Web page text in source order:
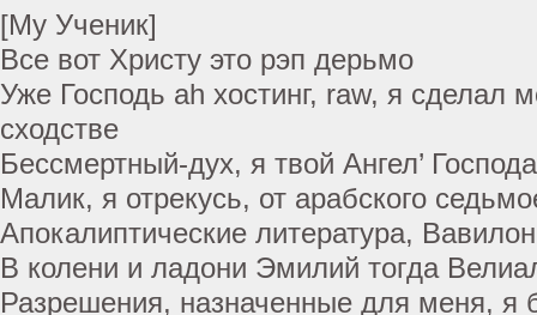
[My Ученик]
Все вот Христу это рэп дерьмо
Уже Господь ah хостинг, raw, я сделал
сходстве
Бессмертный-дух, я твой Ангел’ Господа
Малик, я отрекусь, от арабского
Апокалиптические литература,
В колени и ладони Эмилий тогда
Разрешения, назначенные для меня, я